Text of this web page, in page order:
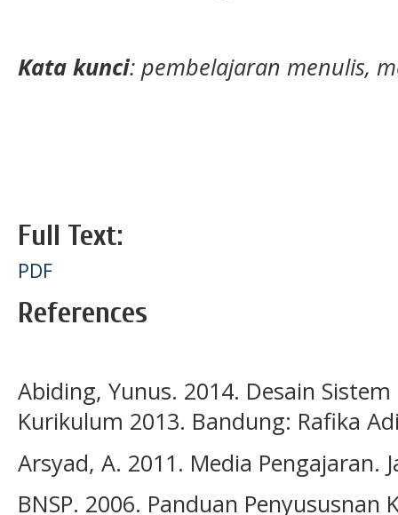
Kata kunci: pembelajaran menulis,
Full Text:
PDF
References
Abiding, Yunus. 2014. Desain
Kurikulum 2013. Bandung: Rafika
Arsyad, A. 2011. Media Pengajaran.
BNSP. 2006. Panduan